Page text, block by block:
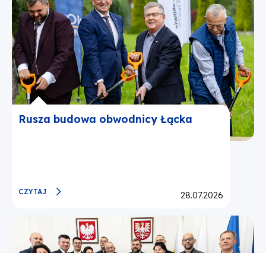
Rusza budowa obwodnicy Łącka
CZYTAJ Opublikowano:
28.07.2026